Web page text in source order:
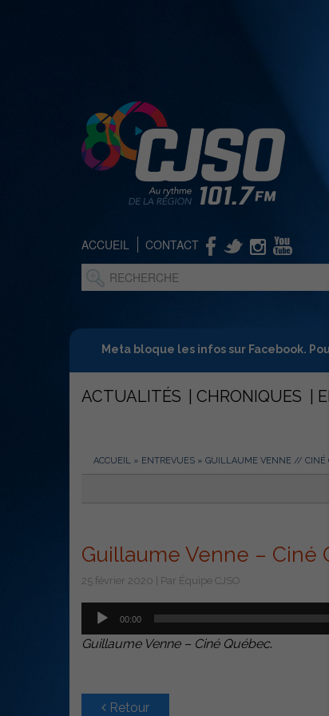
ACCUEIL CONTACT
Meta bloque les infos sur Facebook.
ACTUALITÉS CHRONIQUES
ACCUEIL » ENTREVUES » GUILLAUME VENNE // CINÉ
Guillaume Venne – Ciné
25 février 2020 | Par Équipe CJSO
Lecteur
audio
00:00
Guillaume Venne – Ciné Québec.
Retour